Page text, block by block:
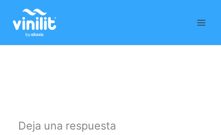
contenido
Deja una respuesta